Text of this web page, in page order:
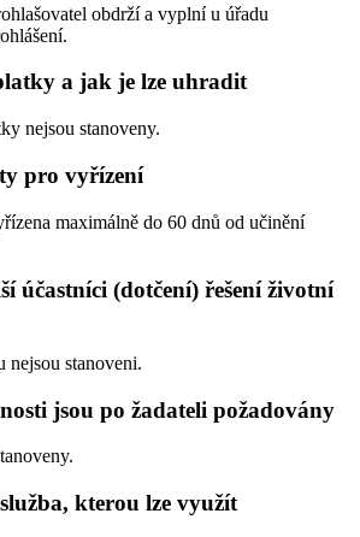
obdrží a vyplní u úřadu
a jak je lze uhradit
nejsou stanoveny.
pro vyřízení
maximálně do 60 dnů od učinění
účastníci (dotčení) řešení životní
nejsou stanoveni.
jsou po žadateli požadovány
kterou lze využít